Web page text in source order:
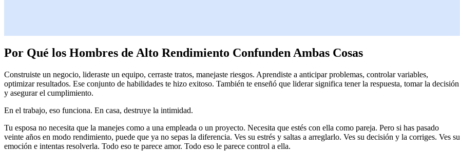
Por Qué los Hombres de Alto Rendimiento Confunden Ambas Cosas
Construiste un negocio, lideraste un equipo, cerraste tratos, manejaste riesgos. Aprendiste a anticipar problemas, controlar variables,
optimizar resultados. Ese conjunto de habilidades te hizo exitoso. También te enseñó que liderar significa tener la respuesta, tomar la decisión
y asegurar el cumplimiento.
En el trabajo, eso funciona. En casa, destruye la intimidad.
Tu esposa no necesita que la manejes como a una empleada o un proyecto. Necesita que estés con ella como pareja. Pero si has pasado
veinte años en modo rendimiento, puede que ya no sepas la diferencia. Ves su estrés y saltas a arreglarlo. Ves su decisión y la corriges. Ves su
emoción e intentas resolverla. Todo eso te parece amor. Todo eso le parece control a ella.